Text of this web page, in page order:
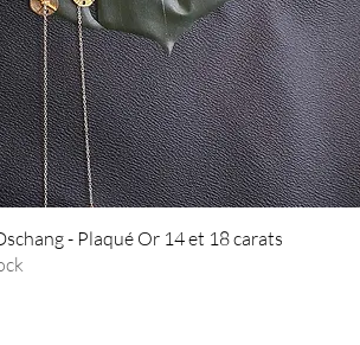
- Plaqué Or 14 et 18 carats